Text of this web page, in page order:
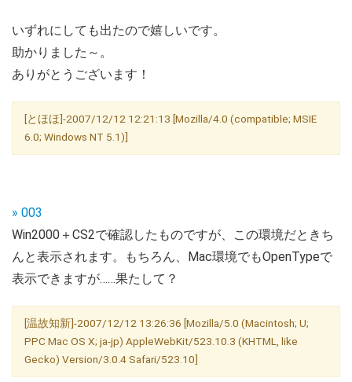
いずれにしても出たので嬉しいです。
助かりました～。
ありがとうございます！
[とほほ]-2007/12/12 12:21:13 [Mozilla/4.0 (compatible; MSIE
6.0; Windows NT 5.1)]
» 003
Win2000＋CS2で確認したものですが、この環境だときち
んと表示されます。もちろん、Mac環境でもOpenTypeで
表示できますが……果たして？
[温故知新]-2007/12/12 13:26:36 [Mozilla/5.0 (Macintosh; U;
PPC Mac OS X; ja-jp) AppleWebKit/523.10.3 (KHTML, like
Gecko) Version/3.0.4 Safari/523.10]